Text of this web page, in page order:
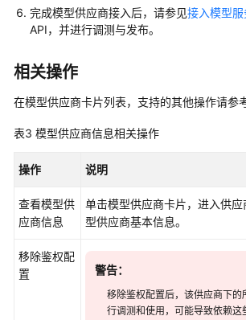
参
考
SDK
参
考
常
问
视
帮
助
完成模型供应商接入后，请参见接入模型服
API，并进行调测与发布。
相关操作
在模型供应商卡片列表，支持的其他操作请参
表3 模型供应商信息相关操作
操作 说明
查看模型供
应商信息
单击模型供应商卡片，进入供
型供应商基本信息。
移除鉴权配
置
警告：
移除鉴权配置后，该供应商下的
行调测和使用，可能导致依赖这